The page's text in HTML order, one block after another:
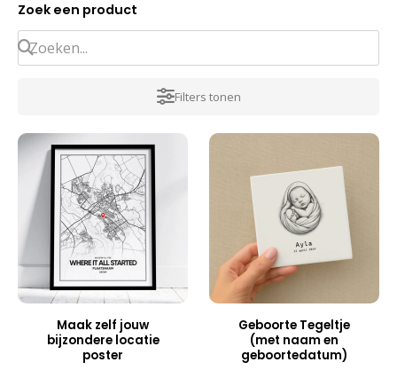
Zoek een product
Filters tonen
Maak zelf jouw
bijzondere locatie
poster
Geboorte Tegeltje
(met naam en
geboortedatum)